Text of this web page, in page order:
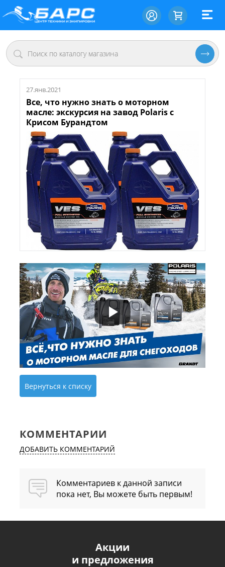
27.янв.2021
Все, что нужно знать о моторном
масле: экскурсия на завод Polaris c
Крисом Бурандтом
Вернуться к списку
КОММЕНТАРИИ
ДОБАВИТЬ КОММЕНТАРИЙ
Комментариев к данной записи
пока нет, Вы можете быть первым!
Акции
и предложения